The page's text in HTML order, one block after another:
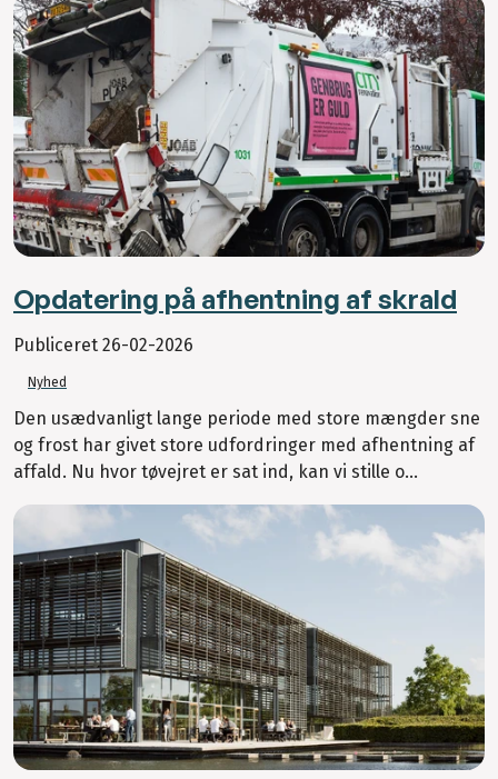
Opdatering på afhentning af skrald
Publiceret 26-02-2026
Nyhed
Den usædvanligt lange periode med store mængder sne
og frost har givet store udfordringer med afhentning af
affald. Nu hvor tøvejret er sat ind, kan vi stille o...